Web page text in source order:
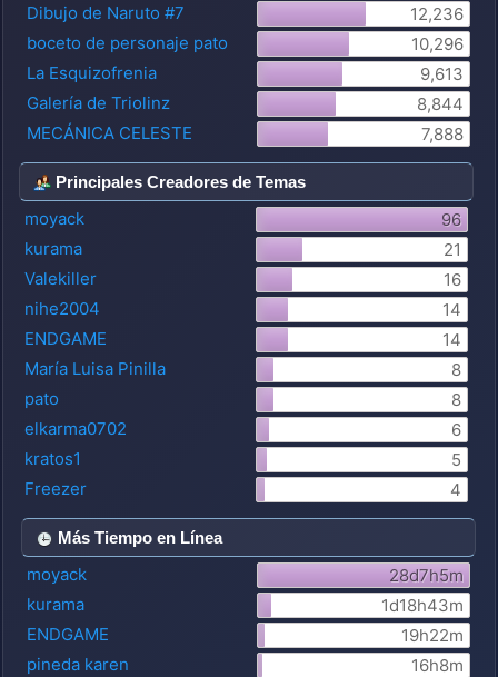
Dibujo de Naruto #7
12,236
boceto de personaje pato
10,296
La Esquizofrenia
9,613
Galería de Triolinz
8,844
MECÁNICA CELESTE
7,888
Principales Creadores de Temas
moyack
96
kurama
21
Valekiller
16
nihe2004
14
ENDGAME
14
María Luisa Pinilla
8
pato
8
elkarma0702
6
kratos1
5
Freezer
4
Más Tiempo en Línea
moyack
28d7h5m
kurama
1d18h43m
ENDGAME
19h22m
pineda karen
16h8m